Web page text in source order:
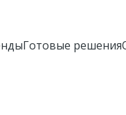
Готовые решения